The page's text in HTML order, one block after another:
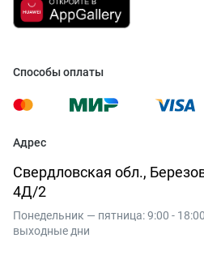
Способы оплаты
Адрес
Свердловская обл.,
4Д/2
Понедельник — пятница: 9:00 -
выходные дни